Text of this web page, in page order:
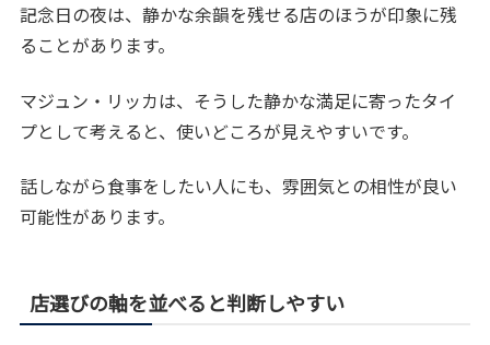
記念日の夜は、静かな余韻を残せる店のほうが印象に残
ることがあります。
マジュン・リッカは、そうした静かな満足に寄ったタイ
プとして考えると、使いどころが見えやすいです。
話しながら食事をしたい人にも、雰囲気との相性が良い
可能性があります。
店選びの軸を並べると判断しやすい